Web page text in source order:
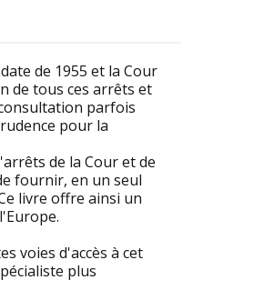
de 1955 et la Cour
de tous ces arrêts et
parfois
pour la
de la Cour et de
fournir, en un seul
livre offre ainsi un
voies d'accès à cet
plus